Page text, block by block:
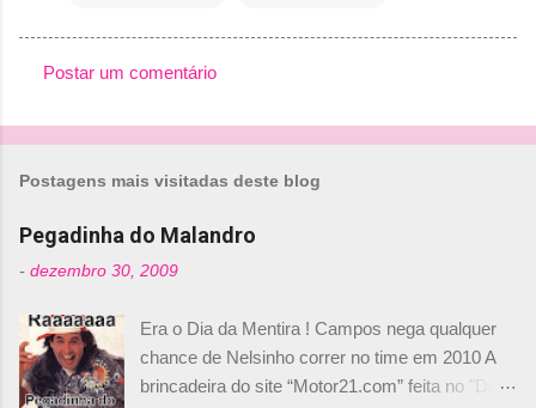
o
n
t
r
i
o
Postar um comentário
Postagens mais visitadas deste blog
Pegadinha do Malandro
- dezembro 30, 2009
Era o Dia da Mentira ! Campos nega qualquer
chance de Nelsinho correr no time em 2010 A
brincadeira do site “Motor21.com” feita no "Día